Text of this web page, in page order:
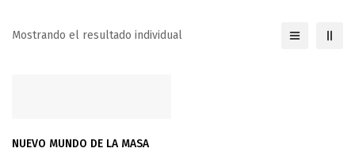
Mostrando el resultado individual
NUEVO MUNDO DE LA MASA